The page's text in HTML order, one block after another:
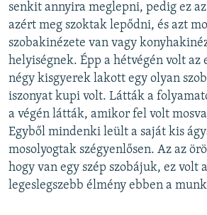
senkit annyira meglepni, pedig ez
azért meg szoktak lepődni, és azt
szobakinézete van vagy
helyiségnek. Épp a hétvégén volt az
négy kisgyerek lakott egy olyan
iszonyat kupi volt. Látták a
a végén látták, amikor fel volt
Egyből mindenki leült a saját kis
mosolyogtak szégyenlősen. Az az
hogy van egy szép szobájuk, ez volt
legeslegszebb élmény ebben a